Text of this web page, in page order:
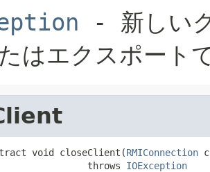
- 新しい
はエクスポート
void closeClient(RMIConnection
throws
IOException